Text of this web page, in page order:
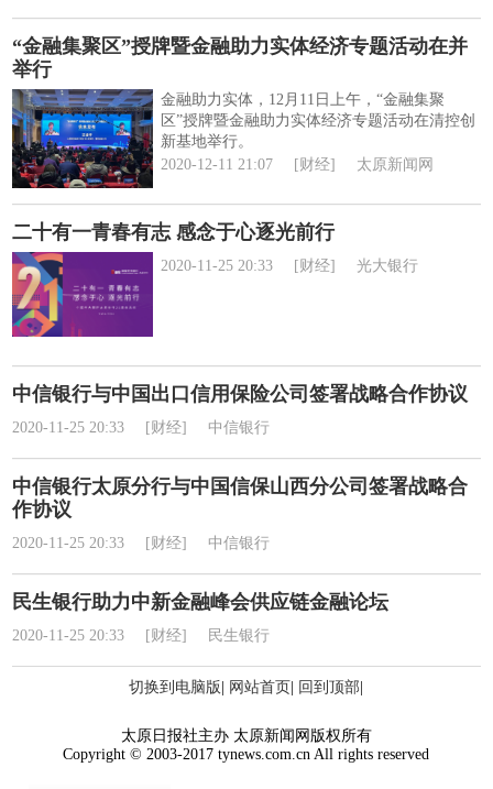
“金融集聚区”授牌暨金融助力实体经济专题活动在并
举行
金融助力实体，12月11日上午，“金融集聚
区”授牌暨金融助力实体经济专题活动在清控创
新基地举行。
2020-12-11 21:07
[财经] 太原新闻网
二十有一青春有志 感念于心逐光前行
2020-11-25 20:33 [财经] 光大银行
中信银行与中国出口信用保险公司签署战略合作协议
2020-11-25 20:33 [财经] 中信银行
中信银行太原分行与中国信保山西分公司签署战略合
作协议
2020-11-25 20:33 [财经] 中信银行
民生银行助力中新金融峰会供应链金融论坛
2020-11-25 20:33 [财经] 民生银行
切换到电脑版 网站首页 回到顶部
太原日报社主办 太原新闻网版权所有
Copyright © 2003-2017 tynews.com.cn All rights reserved